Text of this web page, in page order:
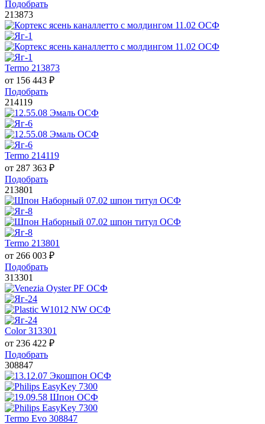
Подобрать
213873
Termo 213873
от 156 443 ₽
Подобрать
214119
Termo 214119
от 287 363 ₽
Подобрать
213801
Termo 213801
от 266 003 ₽
Подобрать
313301
Color 313301
от 236 422 ₽
Подобрать
308847
Termo Evo 308847